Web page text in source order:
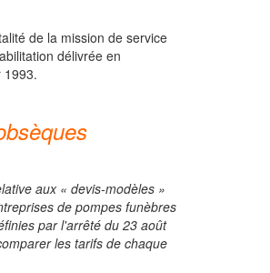
de la mission de service
délivrée en
1993.
aux « devis-modèles »
de pompes funèbres
par l'arrêté du 23 août
les tarifs de chaque